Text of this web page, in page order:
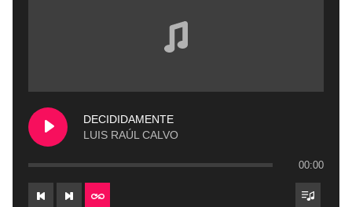
DECIDIDAMENTE
LUIS RAÚL CALVO
00:00